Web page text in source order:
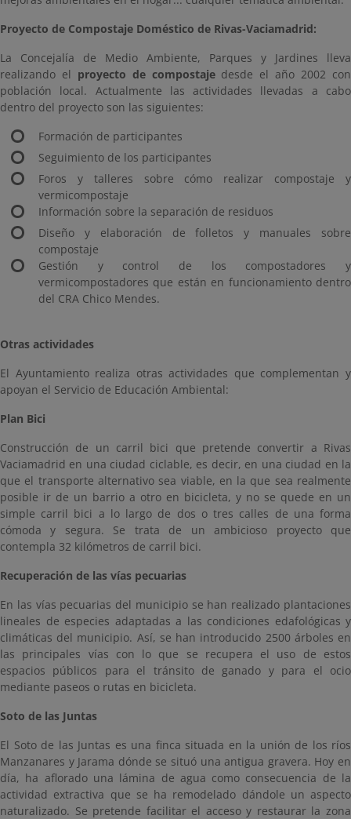
Proyecto de Compostaje Doméstico de Rivas-Vaciamadrid:
La Concejalía de Medio Ambiente, Parques y Jardines lleva
realizando el proyecto de compostajedesde el año 2002 con
población local. Actualmente las actividades llevadas a cabo
dentro del proyecto son las siguientes:
Formación de participantes
Seguimiento de los participantes
Foros y talleres sobre cómo realizar compostaje y
vermicompostaje
Información sobre la separación de residuos
Diseño y elaboración de folletos y manuales sobre
compostaje
Gestión y control de los compostadores y
vermicompostadores que están en funcionamiento dentro
del CRA Chico Mendes.
Otras actividades
El Ayuntamiento realiza otras actividades que complementan y
apoyan el Servicio de Educación Ambiental:
Plan Bici
Construcción de un carril bici que pretende convertir a Rivas
Vaciamadrid en una ciudad ciclable, es decir, en una ciudad en la
que el transporte alternativo sea viable, en la que sea realmente
posible ir de un barrio a otro en bicicleta, y no se quede en un
simple carril bici a lo largo de dos o tres calles de una forma
cómoda y segura. Se trata de un ambicioso proyecto que
contempla 32 kilómetros de carril bici.
Recuperación de las vías pecuarias
En las vías pecuarias del municipio se han realizado plantaciones
lineales de especies adaptadas a las condiciones edafológicas y
climáticas del municipio. Así, se han introducido 2500 árboles en
las principales vías con lo que se recupera el uso de estos
espacios públicos para el tránsito de ganado y para el ocio
mediante paseos o rutas en bicicleta.
Soto de las Juntas
El Soto de las Juntas es una finca situada en la unión de los ríos
Manzanares y Jarama dónde se situó una antigua gravera. Hoy en
día, ha aflorado una lámina de agua como consecuencia de la
actividad extractiva que se ha remodelado dándole un aspecto
naturalizado. Se pretende facilitar el acceso y restaurar la zona